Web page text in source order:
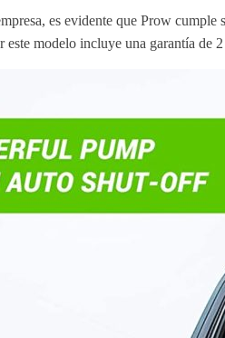
es evidente que Prow
modelo incluye una garantía de